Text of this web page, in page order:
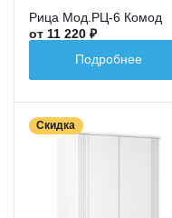
Рица Мод.РЦ-6 Комод
от 11 220 ₽
Подробнее
Скидка